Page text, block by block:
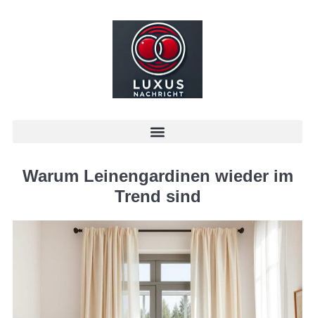
Warum Leinengardinen wieder im
Trend sind